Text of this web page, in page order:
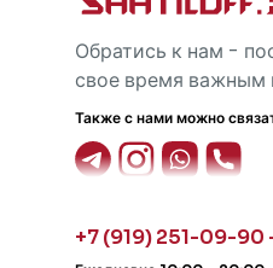
Обратись к нам -
свое время
Также с нами можно
+7 (919) 251-09-90